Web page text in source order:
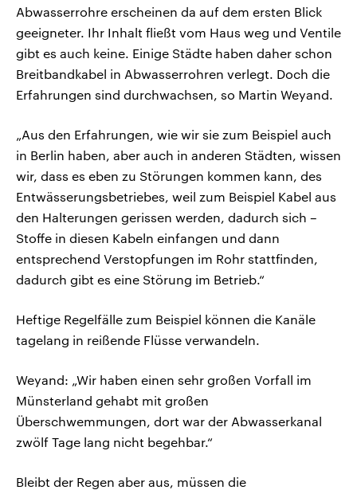
Abwasserrohre erscheinen da auf dem ersten Blick
geeigneter. Ihr Inhalt fließt vom Haus weg und Ventile
gibt es auch keine. Einige Städte haben daher schon
Breitbandkabel in Abwasserrohren verlegt. Doch die
Erfahrungen sind durchwachsen, so Martin Weyand.
„Aus den Erfahrungen, wie wir sie zum Beispiel auch
in Berlin haben, aber auch in anderen Städten, wissen
wir, dass es eben zu Störungen kommen kann, des
Entwässerungsbetriebes, weil zum Beispiel Kabel aus
den Halterungen gerissen werden, dadurch sich –
Stoffe in diesen Kabeln einfangen und dann
entsprechend Verstopfungen im Rohr stattfinden,
dadurch gibt es eine Störung im Betrieb.“
Heftige Regelfälle zum Beispiel können die Kanäle
tagelang in reißende Flüsse verwandeln.
Weyand: „Wir haben einen sehr großen Vorfall im
Münsterland gehabt mit großen
Überschwemmungen, dort war der Abwasserkanal
zwölf Tage lang nicht begehbar.“
Bleibt der Regen aber aus, müssen die